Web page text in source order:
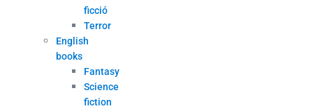
ficció
Terror
English
books
Fantasy
Science
fiction